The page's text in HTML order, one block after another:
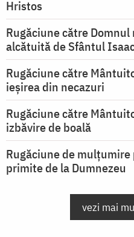
Hristos
Rugăciune către
alcătuită de Sfântul
Rugăciune către
ieşirea din necazuri
Rugăciune către
izbăvire de boală
Rugăciune de
primite de la Dumnezeu
vezi mai